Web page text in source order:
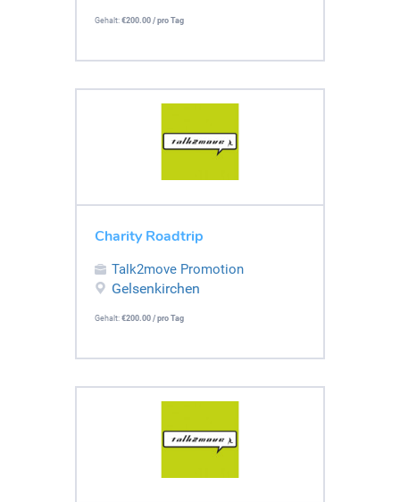
Gehalt: €200.00 / pro Tag
Charity Roadtrip
Talk2move Promotion
Gelsenkirchen
Gehalt: €200.00 / pro Tag